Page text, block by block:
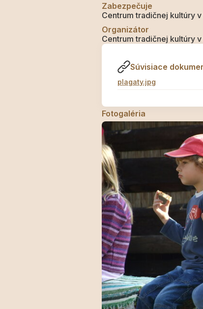
Zabezpečuje
Centrum tradičnej kultúry
Organizátor
Centrum tradičnej kultúry
Súvisiace
plagaty.jpg
Fotogaléria